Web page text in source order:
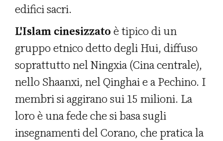
edifici sacri.
L'Islam cinesizzato è tipico di un
gruppo etnico detto degli Hui, diffuso
soprattutto nel Ningxia (Cina centrale),
nello Shaanxi, nel Qinghai e a Pechino. I
membri si aggirano sui 15 milioni. La
loro è una fede che si basa sugli
insegnamenti del Corano, che pratica la